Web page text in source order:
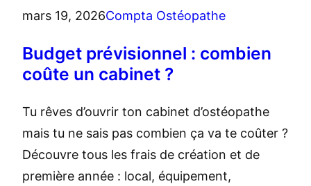
mars 19, 2026Compta Ostéopathe
Budget prévisionnel : combien
coûte un cabinet ?
Tu rêves d’ouvrir ton cabinet d’ostéopathe
mais tu ne sais pas combien ça va te coûter ?
Découvre tous les frais de création et de
première année : local, équipement,